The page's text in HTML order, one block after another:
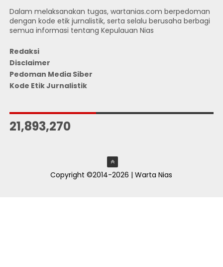
Dalam melaksanakan tugas, wartanias.com berpedoman
dengan kode etik jurnalistik, serta selalu berusaha berbagi
semua informasi tentang Kepulauan Nias
Redaksi
Disclaimer
Pedoman Media Siber
Kode Etik Jurnalistik
21,893,270
Copyright ©2014-2026 | Warta Nias